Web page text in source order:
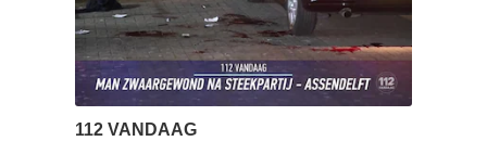
112 VANDAAG